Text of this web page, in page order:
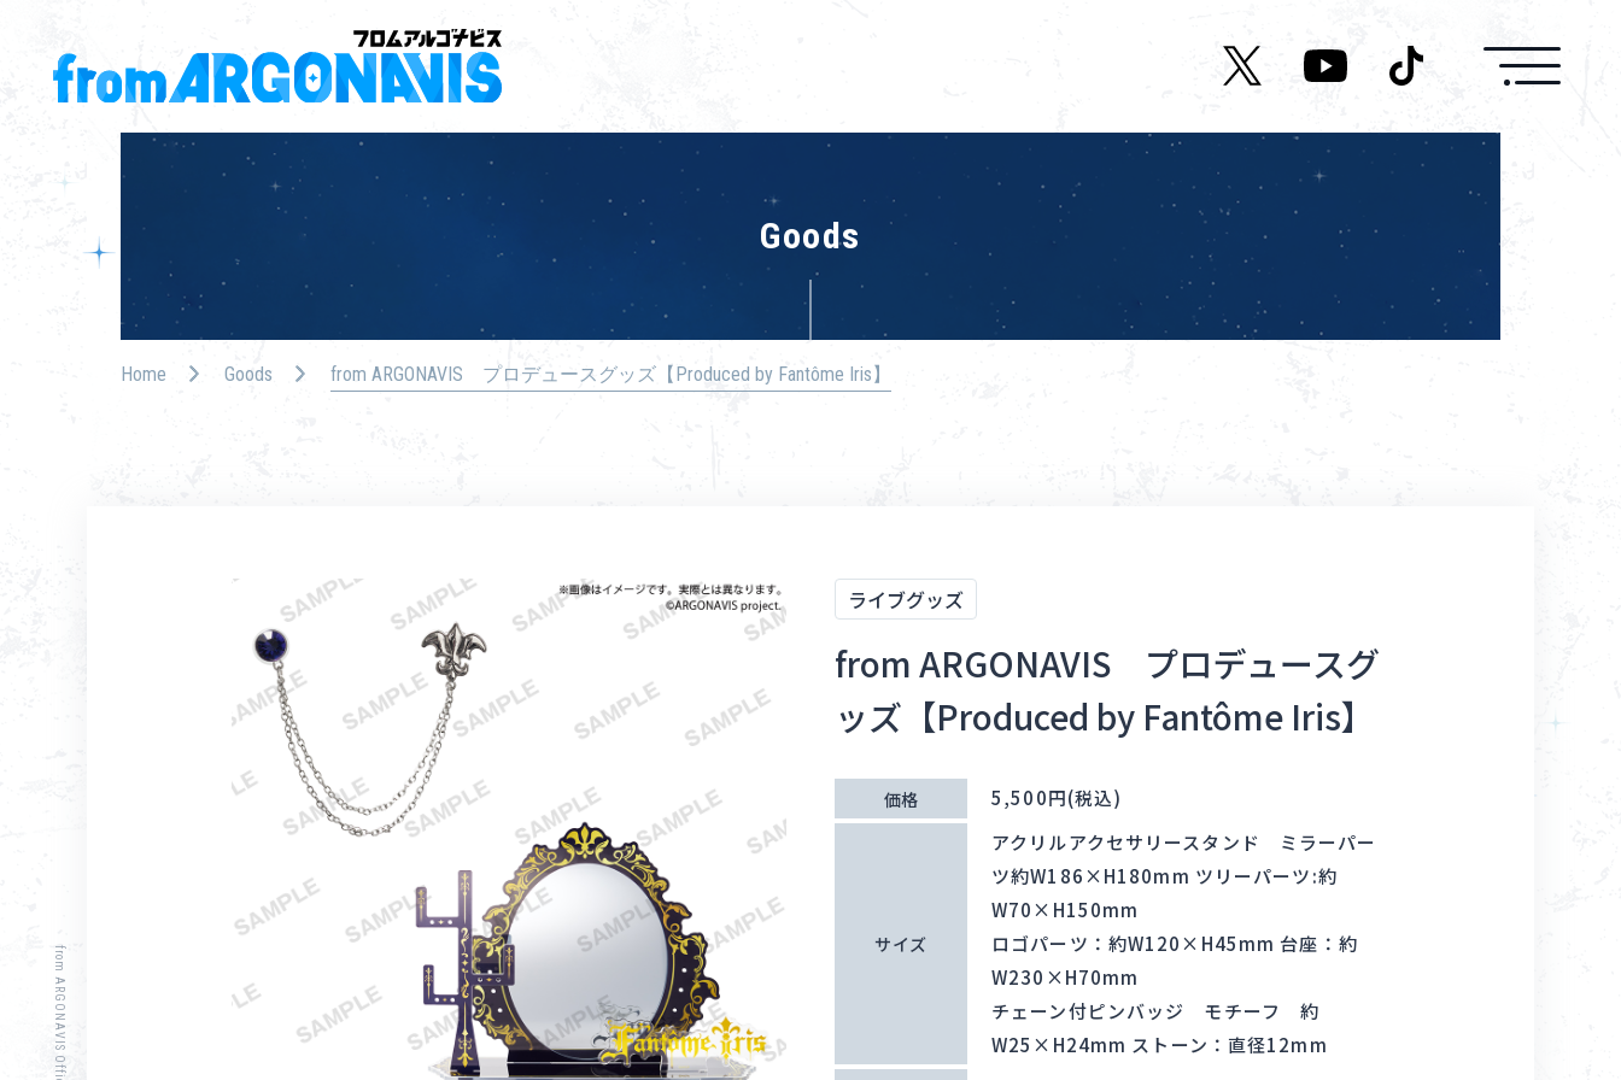
News
Live/Event
Character
About
Chronicle
from ARGONAVIS Official Site
Goods
Home Goods from ARGONAVIS プロデュースグッズ【Produced by Fantôme Iris】
ライブグッズ
from ARGONAVIS プロデュースグ
ッズ【Produced by Fantôme Iris】
価格 5,500円(税込)
サイズ
アクリルアクセサリースタンド ミラーパー
ツ約W186×H180mm ツリーパーツ:約
W70×H150mm
ロゴパーツ：約W120×H45mm 台座：約
W230×H70mm
チェーン付ピンバッジ モチーフ 約
W25×H24mm ストーン：直径12mm